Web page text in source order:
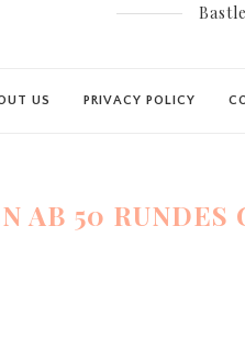
US PRIVACY POLICY
AB 50 RUNDES